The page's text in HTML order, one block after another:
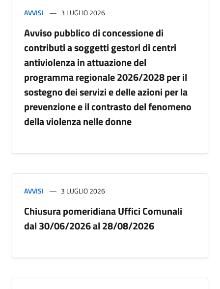
AVVISI 3 LUGLIO 2026
Avviso pubblico di concessione di
contributi a soggetti gestori di centri
antiviolenza in attuazione del
programma regionale 2026/2028 per il
sostegno dei servizi e delle azioni per la
prevenzione e il contrasto del fenomeno
della violenza nelle donne
AVVISI 3 LUGLIO 2026
Chiusura pomeridiana Uffici Comunali
dal 30/06/2026 al 28/08/2026